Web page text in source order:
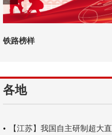
铁路榜样
各地
【江苏】我国自主研制超大直径盾构机“